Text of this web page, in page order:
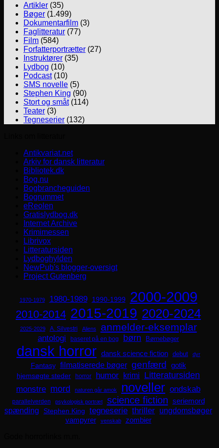
Artikler (35)
Bøger (1.499)
Dokumentarfilm (3)
Faglitteratur (77)
Film (584)
Forfatterportrætter (27)
Instruktører (35)
Lydbog (10)
Podcast(10)
SMS novelle (5)
Stephen King (90)
Stort og småt(114)
Teater (3)
Tegneserier (132)
Antikvariat.net
Arkiv for dansk litteratur
Bibliotek.dk
Bog.nu
Bogbrancheguiden
Bogrummet
eReolen
Gratislydbog.dk
Internet Archive
Krimimessen
Librivox
Litteratursiden
Lydboghylden
NewPub's blogger-oversigt
Project Gutenberg
1970-1979 1980-1989 1990-1999 2000-2009
2010-2014 2015-2019 2020-2024
2025-2029 A. Silvestri Aliens anmelder-eksemplar
antologi baseret på en bog børn Børnebøger
dansk horror dansk science fiction debut dyr
Fantasy filmatiserede bøger genfærd
gotik
hjemsøgte steder
horror humor krimi Litteratursiden
monstre mord naturen går amok noveller ondskab
parallelverden psykologisk portræt science fiction seriemord
spænding Stephen King tegneserie thriller ungdomsbøger
vampyrer venskab
zombier